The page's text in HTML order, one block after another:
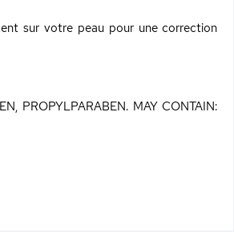
sur votre peau pour une correction
PROPYLPARABEN. MAY CONTAIN: